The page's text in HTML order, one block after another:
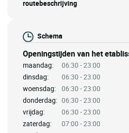
routebeschrijving
Schema
Openingstijden van het
maandag:
06:30 - 23:00
dinsdag:
06:30 - 23:00
woensdag:
06:30 - 23:00
donderdag: 06:30 - 23:00
vrijdag:
06:30 - 23:00
zaterdag:
07:00 - 23:00